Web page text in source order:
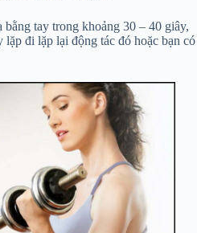
bằng tay trong khoảng 30 – 40 giây,
lặp đi lặp lại động tác đó hoặc bạn có